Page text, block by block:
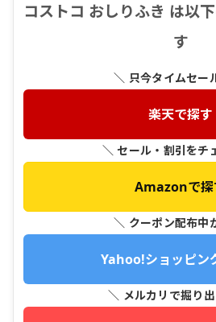
コストコ おしりふき は以
す
＼ 只今タイムセー
楽天で探す
＼ セール・割引をチ
Amazonで探
＼ クーポン配布中
Yahoo!ショッピン
＼ メルカリで掘り